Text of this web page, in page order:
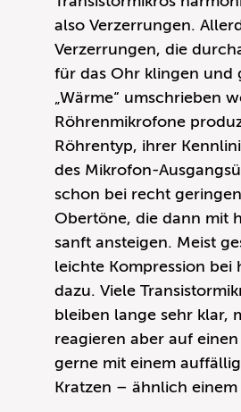
also Verzerrungen.
Verzerrungen, die
für das Ohr klingen und
„Wärme“ umschrieben
Röhrenmikrofone
Röhrentyp, ihrer
des Mikrofon-
schon bei recht
Obertöne, die dann mit
sanft ansteigen. Meist
leichte Kompression bei
dazu. Viele
bleiben lange sehr klar,
reagieren aber auf
gerne mit einem
Kratzen – ähnlich